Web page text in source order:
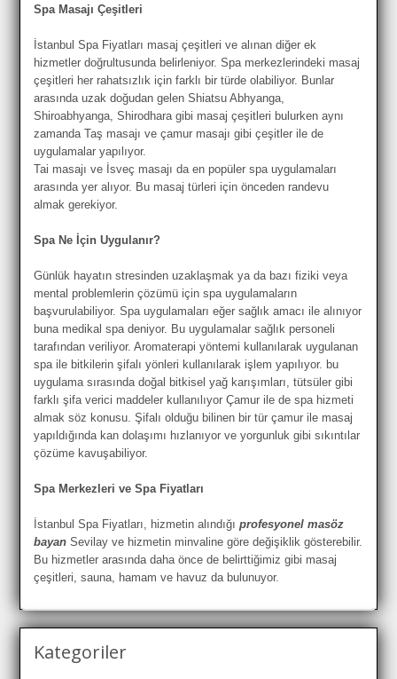
Spa Masajı Çeşitleri
İstanbul Spa Fiyatları masaj çeşitleri ve alınan diğer ek
hizmetler doğrultusunda belirleniyor. Spa merkezlerindeki masaj
çeşitleri her rahatsızlık için farklı bir türde olabiliyor. Bunlar
arasında uzak doğudan gelen Shiatsu Abhyanga,
Shiroabhyanga, Shirodhara gibi masaj çeşitleri bulurken aynı
zamanda Taş masajı ve çamur masajı gibi çeşitler ile de
uygulamalar yapılıyor.
Tai masajı ve İsveç masajı da en popüler spa uygulamaları
arasında yer alıyor. Bu masaj türleri için önceden randevu
almak gerekiyor.
Spa Ne İçin Uygulanır?
Günlük hayatın stresinden uzaklaşmak ya da bazı fiziki veya
mental problemlerin çözümü için spa uygulamaların
başvurulabiliyor. Spa uygulamaları eğer sağlık amacı ile alınıyor
buna medikal spa deniyor. Bu uygulamalar sağlık personeli
tarafından veriliyor. Aromaterapi yöntemi kullanılarak uygulanan
spa ile bitkilerin şifalı yönleri kullanılarak işlem yapılıyor. bu
uygulama sırasında doğal bitkisel yağ karışımları, tütsüler gibi
farklı şifa verici maddeler kullanılıyor Çamur ile de spa hizmeti
almak söz konusu. Şifalı olduğu bilinen bir tür çamur ile masaj
yapıldığında kan dolaşımı hızlanıyor ve yorgunluk gibi sıkıntılar
çözüme kavuşabiliyor.
Spa Merkezleri ve Spa Fiyatları
İstanbul Spa Fiyatları, hizmetin alındığıprofesyonel masöz
bayan Sevilay ve hizmetin minvaline göre değişiklik gösterebilir.
Bu hizmetler arasında daha önce de belirttiğimiz gibi masaj
çeşitleri, sauna, hamam ve havuz da bulunuyor.
Kategoriler